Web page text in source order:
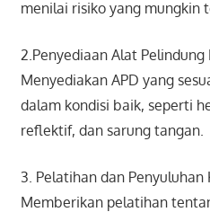
menilai risiko yang mungkin
2.Penyediaan Alat Pelindung
Menyediakan APD yang
dalam kondisi baik, seperti
reflektif, dan sarung tangan.
3. Pelatihan dan Penyuluhan
Memberikan pelatihan